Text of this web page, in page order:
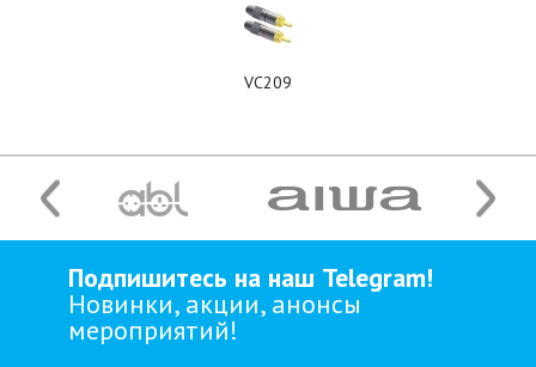
VC209
Подпишитесь на наш Telegram!
Новинки, акции, анонсы
мероприятий!